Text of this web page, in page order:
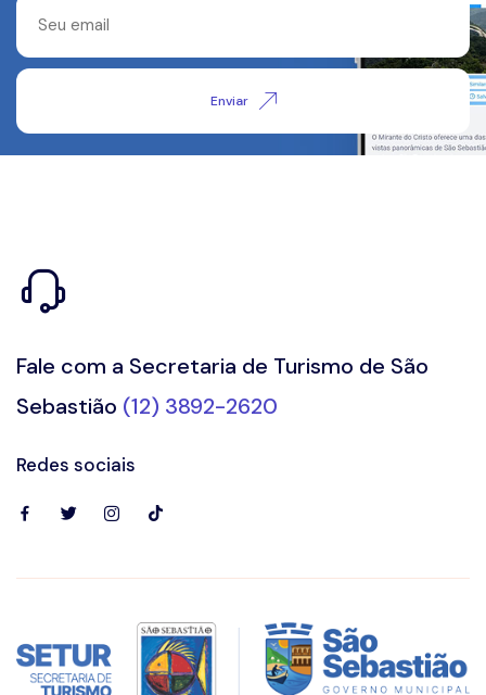
Enviar
Fale com a Secretaria de Turismo de São
Sebastião (12) 3892-2620
Redes sociais